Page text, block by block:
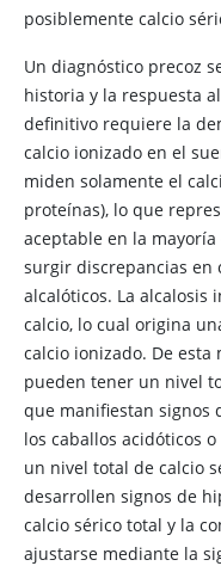
posiblemente calcio
Un diagnóstico precoz
historia y la respuesta
definitivo requiere la
calcio ionizado en el
miden solamente el
proteínas), lo que
aceptable en la
surgir discrepancias en
alcalóticos. La alcalosis
calcio, lo cual origina
calcio ionizado. De esta
pueden tener un nivel
que manifiestan signos
los caballos acidóticos
un nivel total de calcio
desarrollen signos de
calcio sérico total y la
ajustarse mediante la